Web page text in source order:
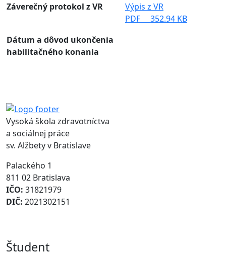
Záverečný protokol z VR
Výpis z VR
PDF 352.94 KB
Dátum a dôvod ukončenia
habilitačného konania
Vysoká škola zdravotníctva
a sociálnej práce
sv. Alžbety v Bratislave
Palackého 1
811 02 Bratislava
IČO: 31821979
DIČ: 2021302151
Študent